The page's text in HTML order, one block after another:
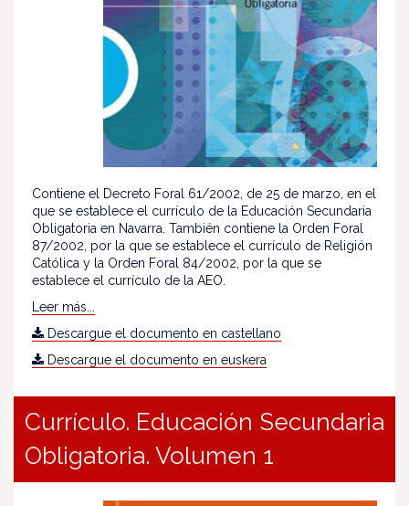
Contiene el Decreto Foral 61/2002, de 25 de marzo, en el
que se establece el currículo de la Educación Secundaria
Obligatoria en Navarra. También contiene la Orden Foral
87/2002, por la que se establece el currículo de Religión
Católica y la Orden Foral 84/2002, por la que se
establece el currículo de la AEO.
Leer más...
Descargue el documento en castellano
Descargue el documento en euskera
Currículo. Educación Secundaria
Obligatoria. Volumen 1